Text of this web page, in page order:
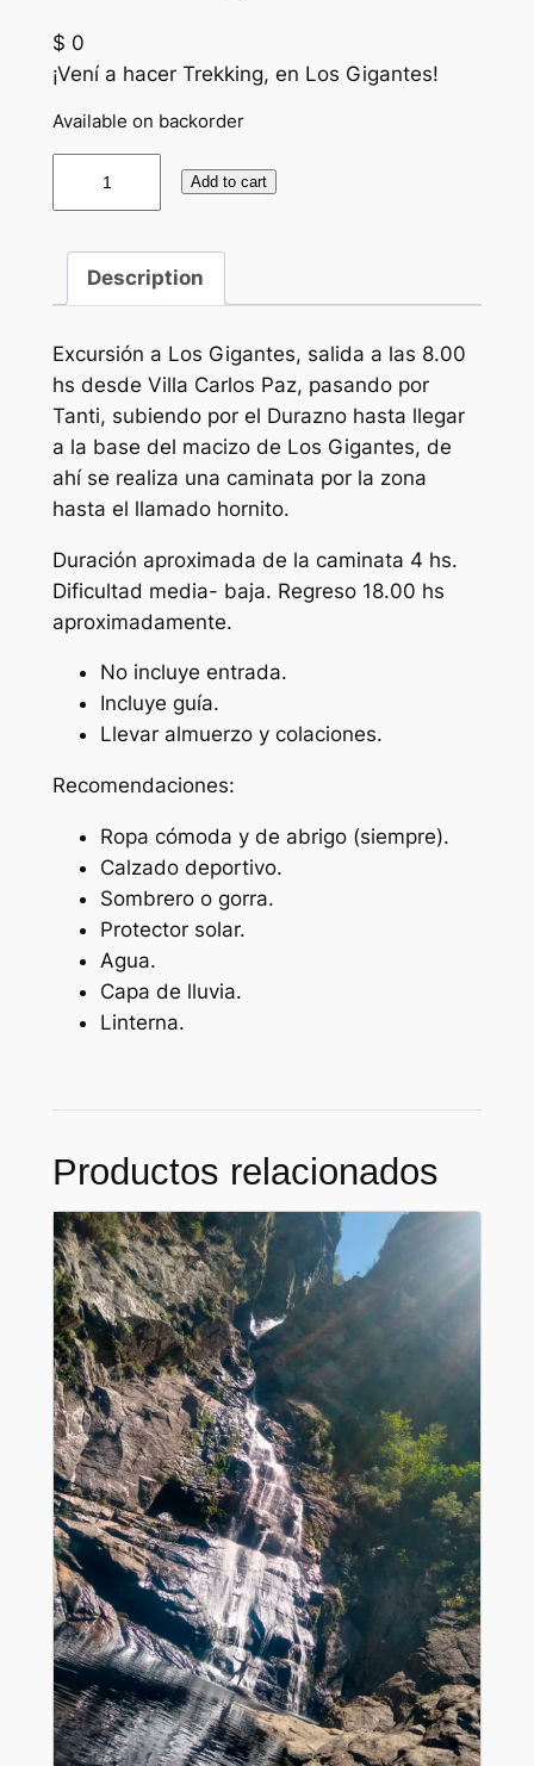
$ 0
¡Vení a hacer Trekking, en Los Gigantes!
Available on backorder
Add to cart
Description
Excursión a Los Gigantes, salida a las 8.00
hs desde Villa Carlos Paz, pasando por
Tanti, subiendo por el Durazno hasta llegar
a la base del macizo de Los Gigantes, de
ahí se realiza una caminata por la zona
hasta el llamado hornito.
Duración aproximada de la caminata 4 hs.
Dificultad media- baja. Regreso 18.00 hs
aproximadamente.
No incluye entrada.
Incluye guía.
Llevar almuerzo y colaciones.
Recomendaciones:
Ropa cómoda y de abrigo (siempre).
Calzado deportivo.
Sombrero o gorra.
Protector solar.
Agua.
Capa de lluvia.
Linterna.
Productos relacionados